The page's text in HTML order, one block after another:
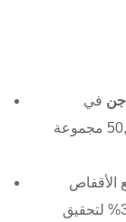
في
لاغوس، نيجيريا، قادرة على توريد أكثر من 50,000 مجموعة
على جميع الأقفاص
المجلفنة، متجاوزين المعايير الصناعية بنسبة 30% لتحقيق